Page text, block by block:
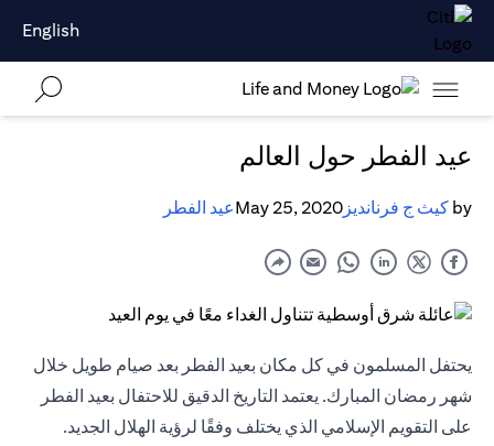
English
عيد الفطر حول العالم
by كيث ج فرنانديز May 25, 2020عيد الفطر
يحتفل المسلمون في كل مكان بعيد الفطر بعد صيام طويل خلال
شهر رمضان المبارك. يعتمد التاريخ الدقيق للاحتفال بعيد الفطر
على التقويم الإسلامي الذي يختلف وفقًا لرؤية الهلال الجديد.